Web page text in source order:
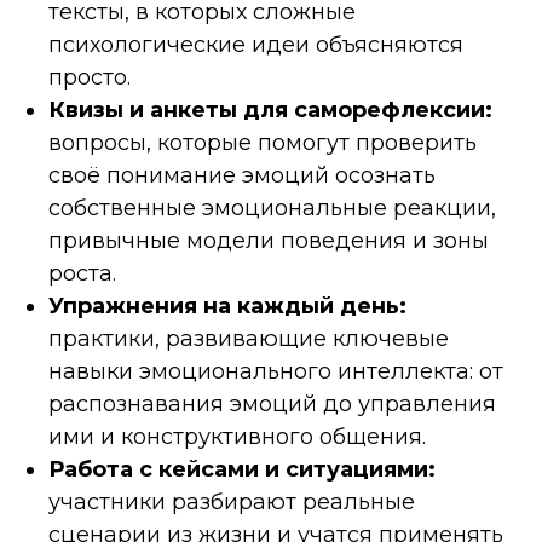
тексты, в которых сложные
психологические идеи объясняются
просто.
Квизы и анкеты для саморефлексии:
вопросы, которые помогут проверить
своё понимание эмоций осознать
собственные эмоциональные реакции,
привычные модели поведения и зоны
роста.
Упражнения на каждый день:
практики, развивающие ключевые
навыки эмоционального интеллекта: от
распознавания эмоций до управления
ими и конструктивного общения.
Работа с кейсами и ситуациями:
участники разбирают реальные
сценарии из жизни и учатся применять